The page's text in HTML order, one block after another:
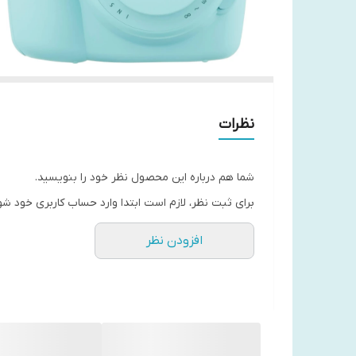
نظرات
شما هم درباره این محصول نظر خود را بنویسید.
برای ثبت نظر، لازم است ابتدا وارد حساب کاربری خود
افزودن نظر